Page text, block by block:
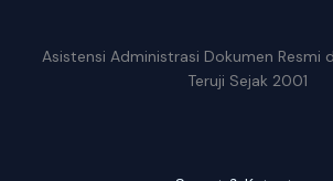
Asistensi Administrasi Dokumen Resmi
Teruji Sejak 2001